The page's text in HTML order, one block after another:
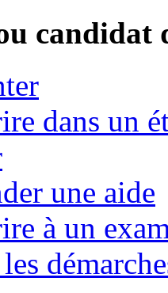
candidat
dans un
une aide
à un